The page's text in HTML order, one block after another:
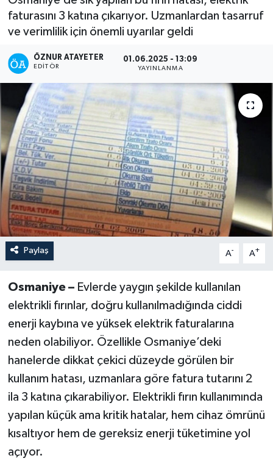
faturasını 3 katına çıkarıyor. Uzmanlardan tasarruf
ve verimlilik için önemli uyarılar geldi
ÖZNUR ATAYETER
EDITÖR
01.06.2025 - 13:09
YAYINLANMA
Paylaş A- A+
Osmaniye –Evlerde yaygın şekilde kullanılan
elektrikli fırınlar, doğru kullanılmadığında ciddi
enerji kaybına ve yüksek elektrik faturalarına
neden olabiliyor. Özellikle Osmaniye’deki
hanelerde dikkat çekici düzeyde görülen bir
kullanım hatası, uzmanlara göre fatura tutarını 2
ila 3 katına çıkarabiliyor. Elektrikli fırın kullanımında
yapılan küçük ama kritik hatalar, hem cihaz ömrünü
kısaltıyor hem de gereksiz enerji tüketimine yol
açıyor.